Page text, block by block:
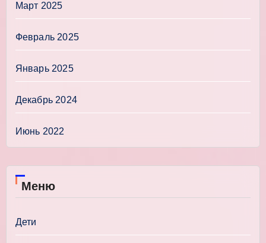
Март 2025
Февраль 2025
Январь 2025
Декабрь 2024
Июнь 2022
Меню
Дети